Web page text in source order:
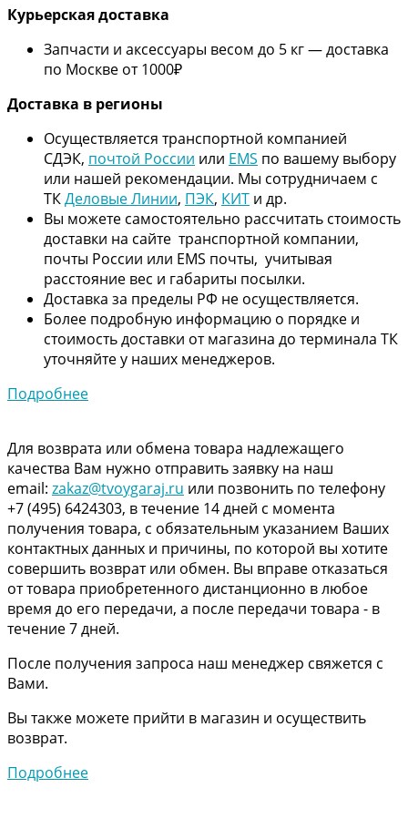
Курьерская доставка
Запчасти и аксессуары весом до 5 кг — доставка
по Москве от 1000₽
Доставка в регионы
Осуществляется транспортной компанией
СДЭК, почтой России или EMS по вашему выбору
или нашей рекомендации. Мы сотрудничаем с
ТКДеловые Линии, ПЭК, КИТ и др.
Вы можете самостоятельно рассчитать стоимость
доставки на сайте транспортной компании,
почты России или EMS почты, учитывая
расстояние вес и габариты посылки.
Доставка за пределы РФ не осуществляется.
Более подробную информацию о порядке и
стоимость доставки от магазина до терминала ТК
уточняйте у наших менеджеров.
Подробнее
Для возврата или обмена товара надлежащего
качества Вам нужно отправить заявку на наш
email: zakaz@tvoygaraj.ru или позвонить по телефону
+7 (495) 6424303, в течение 14 дней с момента
получения товара, с обязательным указанием Ваших
контактных данных и причины, по которой вы хотите
совершить возврат или обмен. Вы вправе отказаться
от товара приобретенного дистанционно в любое
время до его передачи, а после передачи товара - в
течение 7 дней.
После получения запроса наш менеджер свяжется с
Вами.
Вы также можете прийти в магазин и осуществить
возврат.
Подробнее